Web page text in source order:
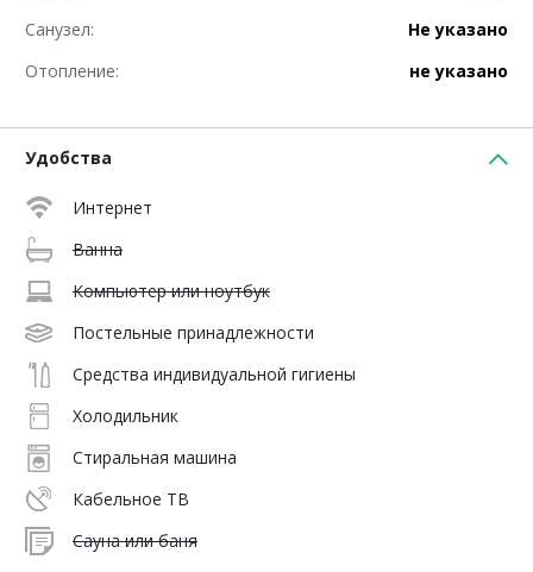
Санузел:
Не указано
Отопление:
не указано
Удобства
Интернет
Ванна
Компьютер или ноутбук
Постельные принадлежности
Средства индивидуальной гигиены
Холодильник
Стиральная машина
Кабельное ТВ
Сауна или баня